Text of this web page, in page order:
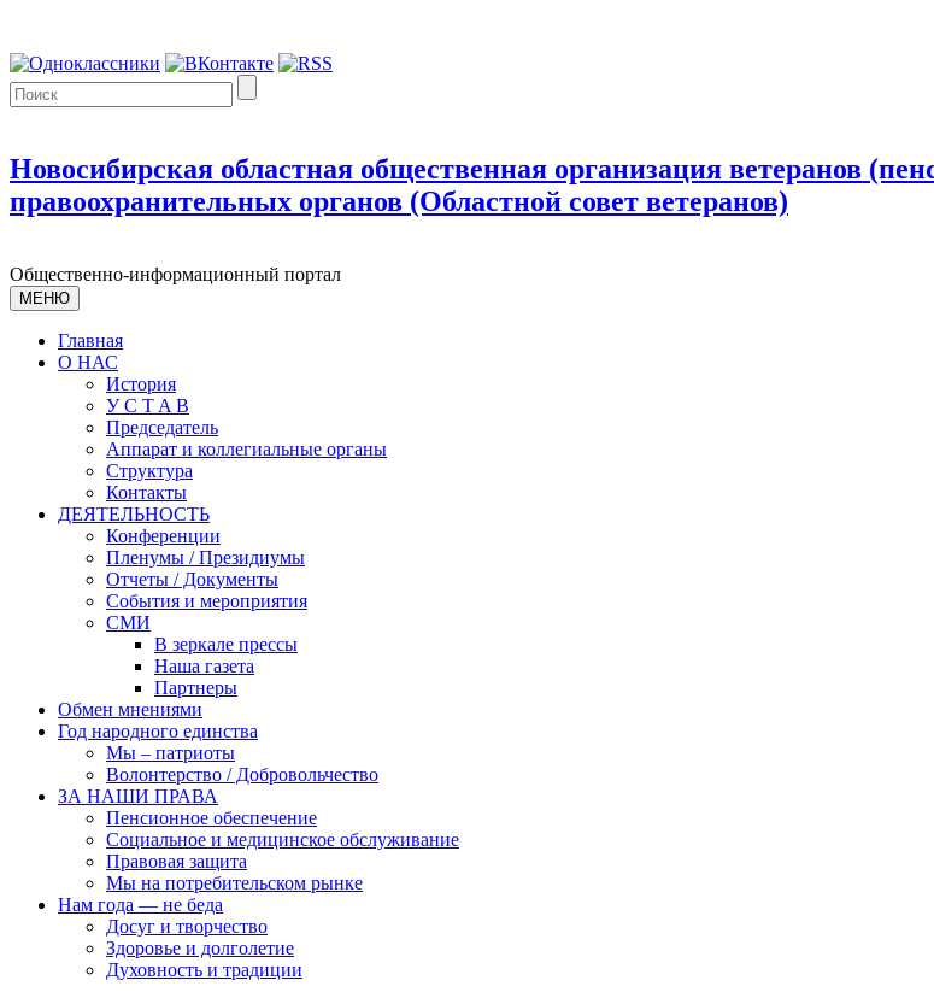
Новосибирская областная общественная организация ветеранов
правоохранительных органов (Областной совет ветеранов)
Общественно-информационный портал
МЕНЮ
Главная
О НАС
История
У С T A B
Председатель
Аппарат и коллегиальные органы
Структура
Контакты
ДЕЯТЕЛЬНОСТЬ
Конференции
Пленумы / Президиумы
Отчеты / Документы
События и мероприятия
СМИ
В зеркале прессы
Наша газета
Партнеры
Обмен мнениями
Год народного единства
Мы – патриоты
Волонтерство / Добровольчество
ЗА НАШИ ПРАВА
Пенсионное обеспечение
Социальное и медицинское обслуживание
Правовая защита
Мы на потребительском рынке
Нам года — не беда
Досуг и творчество
Здоровье и долголетие
Духовность и традиции